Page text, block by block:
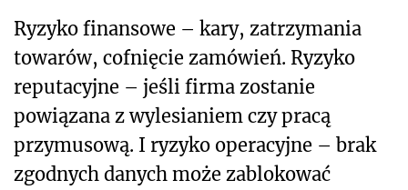
Ryzyko finansowe – kary, zatrzymania
towarów, cofnięcie zamówień. Ryzyko
reputacyjne – jeśli firma zostanie
powiązana z wylesianiem czy pracą
przymusową. I ryzyko operacyjne – brak
zgodnych danych może zablokować